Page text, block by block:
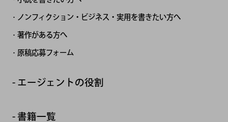
ノンフィクション・ビジネス・実用を書きたい方へ
著作がある方へ
原稿応募フォーム
エージェントの役割
書籍一覧